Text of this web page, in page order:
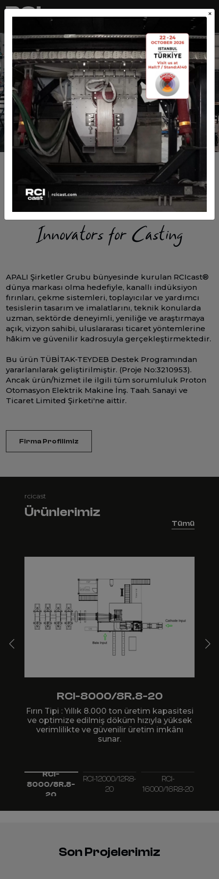
TR EN
Innovators for Casting
APALI Şirketler Grubu bünyesinde kurulan RCIcast®
dünya markası olma hedefiyle, kanallı indüksiyon
fırınları, çekme sistemleri, toplayıcılar ve yardımcı
tesislerin tasarım ve imalatlarını, teknik konularda
uzman, sektörde deneyimli, yeniliğe ve araştırmaya
açık, vizyon sahibi, uluslararası ticaret yöntemlerine
hâkim ve güvenilir kadrosuyla gerçekleştirmektedir.
Bu ürün TÜBİTAK-TEYDEB Destek Programından
yararlanılarak geliştirilmiştir. (Proje No:3210953).
Ancak ürün/hizmet ile ilgili tüm sorumluluk Proton
Otomasyon Elektrik Makine İnş. Taah. Sanayi ve
Ticaret Limited Şirketi'ne aittir.
Firma Profilimiz
rcicast
Ürünlerimiz
Tümü
RCI-8000/8R.8-20
Fırın Tipi : Yıllık 8.000 ton üretim kapasitesi
ve optimize edilmiş döküm hızıyla yüksek
verimlilikte ve güvenilir üretim imkânı
sunar.
RCI-
8000/8R.8-
20
RCI-12000/12R.8-
20
RCI-
16000/16R.8-20
Son Projelerimiz
×